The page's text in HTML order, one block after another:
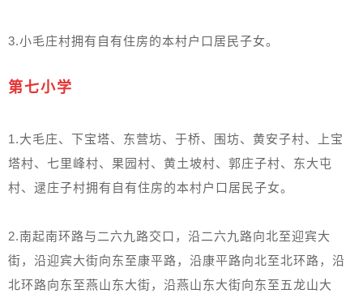
3.小毛庄村拥有自有住房的本村户口居民子女。
第七小学
1.大毛庄、下宝塔、东营坊、于桥、围坊、黄安子村、上宝
塔村、七里峰村、果园村、黄土坡村、郭庄子村、东大屯
村、逯庄子村拥有自有住房的本村户口居民子女。
2.南起南环路与二六九路交口，沿二六九路向北至迎宾大
街，沿迎宾大街向东至康平路，沿康平路向北至北环路，沿
北环路向东至燕山东大街，沿燕山东大街向东至五龙山大